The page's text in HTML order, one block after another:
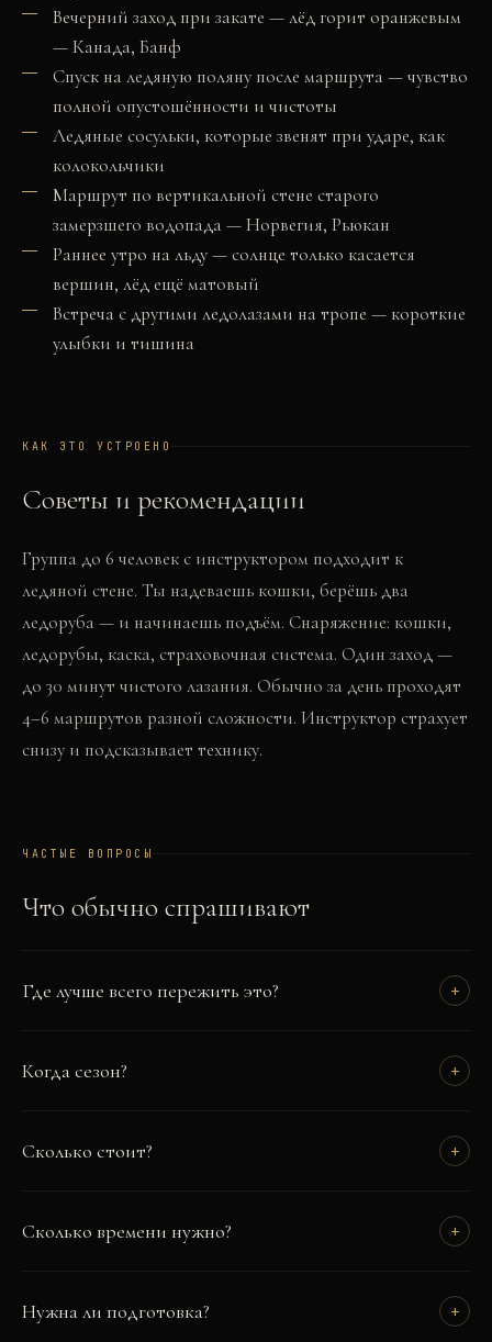
Вечерний заход при закате — лёд горит оранжевым
— Канада, Банф
Спуск на ледяную поляну после маршрута — чувство
полной опустошённости и чистоты
Ледяные сосульки, которые звенят при ударе, как
колокольчики
Маршрут по вертикальной стене старого
замерзшего водопада — Норвегия, Рьюкан
Раннее утро на льду — солнце только касается
вершин, лёд ещё матовый
Встреча с другими ледолазами на тропе — короткие
улыбки и тишина
КАК ЭТО УСТРОЕНО
Советы и рекомендации
Группа до 6 человек с инструктором подходит к
ледяной стене. Ты надеваешь кошки, берёшь два
ледоруба — и начинаешь подъём. Снаряжение: кошки,
ледорубы, каска, страховочная система. Один заход —
до 30 минут чистого лазания. Обычно за день проходят
4–6 маршрутов разной сложности. Инструктор страхует
снизу и подсказывает технику.
ЧАСТЫЕ ВОПРОСЫ
Что обычно спрашивают
Где лучше всего пережить это? +
Когда сезон? +
Сколько стоит? +
Сколько времени нужно? +
Нужна ли подготовка? +